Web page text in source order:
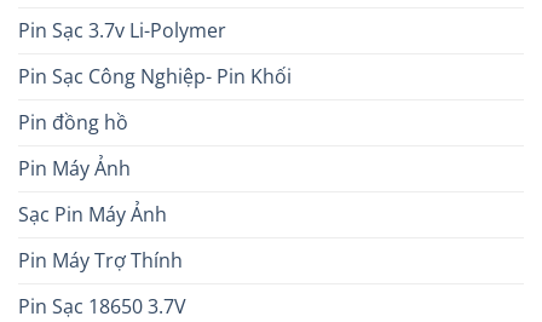
Pin Sạc 3.7v Li-Polymer
Pin Sạc Công Nghiệp- Pin Khối
Pin đồng hồ
Pin Máy Ảnh
Sạc Pin Máy Ảnh
Pin Máy Trợ Thính
Pin Sạc 18650 3.7V